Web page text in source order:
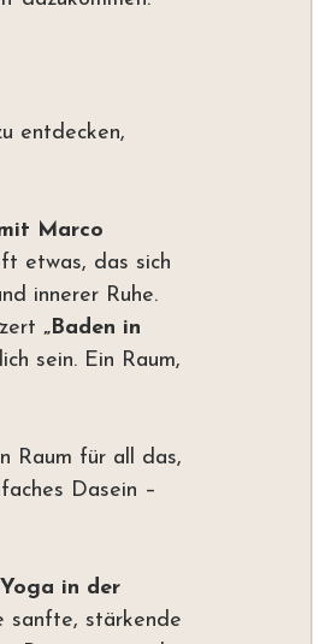
entdecken,
Marco
etwas, das sich
innerer Ruhe.
„Baden in
sein. Ein Raum,
Raum für all das,
Dasein –
in der
sanfte, stärkende